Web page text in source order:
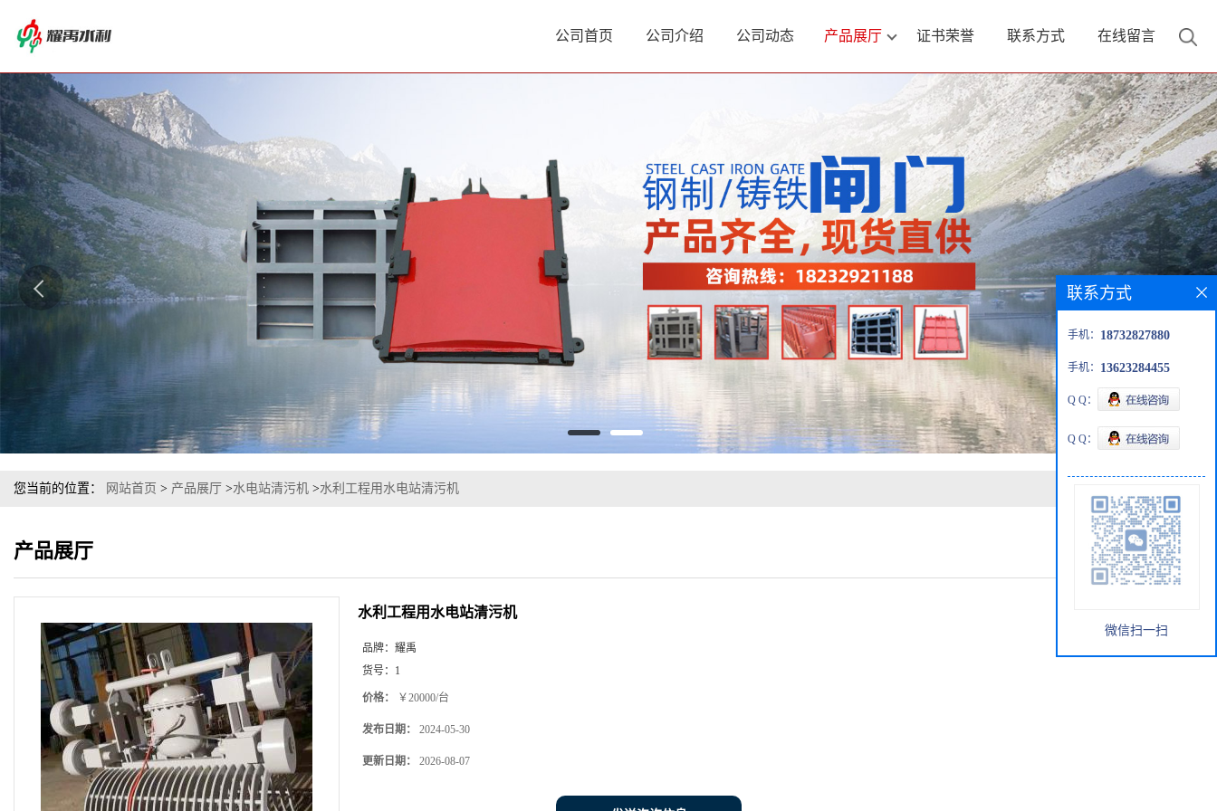
公司首页 公司介绍 公司动态 产品展厅 证书荣誉 联系方式 在线留言
您当前的位置： 网站首页 > 产品展厅 >水电站清污机 >水利工程用水电站清污机
产品展厅
水利工程用水电站清污机
品牌： 耀禹
货号： 1
价格： ￥20000/台
发布日期： 2024-05-30
更新日期： 2026-08-07
联系方式
手机： 18732827880
手机： 13623284455
Q Q：
Q Q：
微信扫一扫